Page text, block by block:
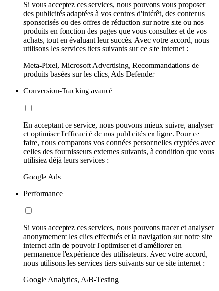
Si vous acceptez ces services, nous pouvons vous proposer
des publicités adaptées à vos centres d'intérêt, des contenus
sponsorisés ou des offres de réduction sur notre site ou nos
produits en fonction des pages que vous consultez et de vos
achats, tout en évaluant leur succès. Avec votre accord, nous
utilisons les services tiers suivants sur ce site internet :
Meta-Pixel, Microsoft Advertising, Recommandations de
produits basées sur les clics, Ads Defender
Conversion-Tracking avancé
En acceptant ce service, nous pouvons mieux suivre, analyser
et optimiser l'efficacité de nos publicités en ligne. Pour ce
faire, nous comparons vos données personnelles cryptées avec
celles des fournisseurs externes suivants, à condition que vous
utilisiez déjà leurs services :
Google Ads
Performance
Si vous acceptez ces services, nous pouvons tracer et analyser
anonymement les clics effectués et la navigation sur notre site
internet afin de pouvoir l'optimiser et d'améliorer en
permanence l'expérience des utilisateurs. Avec votre accord,
nous utilisons les services tiers suivants sur ce site internet :
Google Analytics, A/B-Testing